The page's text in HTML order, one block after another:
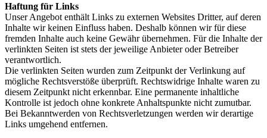
Haftung für Links
Unser Angebot enthält Links zu externen Websites Dritter, auf deren
Inhalte wir keinen Einfluss haben. Deshalb können wir für diese
fremden Inhalte auch keine Gewähr übernehmen. Für die Inhalte der
verlinkten Seiten ist stets der jeweilige Anbieter oder Betreiber
verantwortlich.
Die verlinkten Seiten wurden zum Zeitpunkt der Verlinkung auf
mögliche Rechtsverstöße überprüft. Rechtswidrige Inhalte waren zu
diesem Zeitpunkt nicht erkennbar. Eine permanente inhaltliche
Kontrolle ist jedoch ohne konkrete Anhaltspunkte nicht zumutbar.
Bei Bekanntwerden von Rechtsverletzungen werden wir derartige
Links umgehend entfernen.